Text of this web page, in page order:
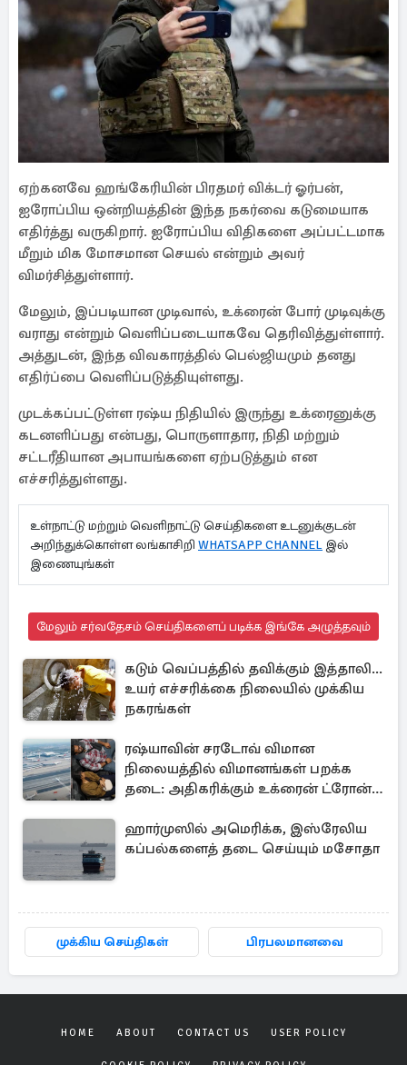
ஏற்கனவே ஹங்கேரியின் பிரதமர் விக்டர் ஓர்பன்,
ஐரோப்பிய ஒன்றியத்தின் இந்த நகர்வை கடுமையாக
எதிர்த்து வருகிறார். ஐரோப்பிய விதிகளை அப்பட்டமாக
மீறும் மிக மோசமான செயல் என்றும் அவர்
விமர்சித்துள்ளார்.
மேலும், இப்படியான முடிவால், உக்ரைன் போர் முடிவுக்கு
வராது என்றும் வெளிப்படையாகவே தெரிவித்துள்ளார்.
அத்துடன், இந்த விவகாரத்தில் பெல்ஜியமும் தனது
எதிர்ப்பை வெளிப்படுத்தியுள்ளது.
முடக்கப்பட்டுள்ள ரஷ்ய நிதியில் இருந்து உக்ரைனுக்கு
கடனளிப்பது என்பது, பொருளாதார, நிதி மற்றும்
சட்டரீதியான அபாயங்களை ஏற்படுத்தும் என
எச்சரித்துள்ளது.
உள்நாட்டு மற்றும் வெளிநாட்டு செய்திகளை உடனுக்குடன்
அறிந்துக்கொள்ள லங்காசிறி WHATSAPP CHANNEL இல்
இணையுங்கள்
மேலும் சர்வதேசம் செய்திகளைப் படிக்க இங்கே அழுத்தவும்
கடும் வெப்பத்தில் தவிக்கும் இத்தாலி...
உயர் எச்சரிக்கை நிலையில் முக்கிய
நகரங்கள்
ரஷ்யாவின் சரடோவ் விமான
நிலையத்தில் விமானங்கள் பறக்க
தடை: அதிகரிக்கும் உக்ரைன் ட்ரோன்
ஹார்முஸில் அமெரிக்க, இஸ்ரேலிய
கப்பல்களைத் தடை செய்யும் மசோதா
முக்கிய செய்திகள் பிரபலமானவை
HOME ABOUT CONTACT US USER POLICY